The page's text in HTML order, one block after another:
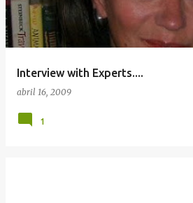
Interview with Experts....
abril 16, 2009
1